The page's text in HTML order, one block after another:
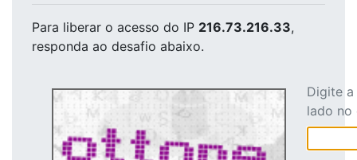
Para liberar o acesso do IP 216.73.216.33,
responda ao desafio abaixo.
Digite
lado no